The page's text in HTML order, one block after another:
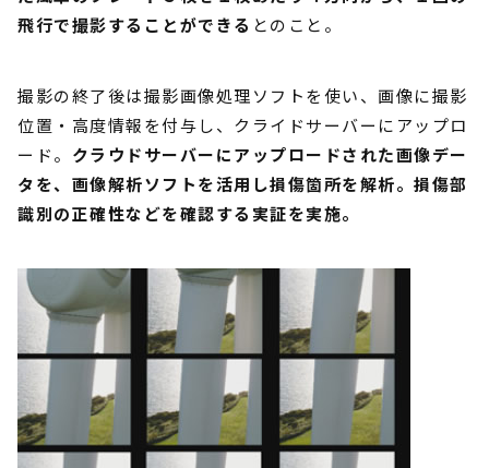
飛行で撮影することができる とのこと。
撮影の終了後は撮影画像処理ソフトを使い、画像に撮影
位置・高度情報を付与し、クライドサーバーにアップロ
ード。 クラウドサーバーにアップロードされた画像デー
タを、画像解析ソフトを活用し損傷箇所を解析。損傷部
識別の正確性などを確認する実証を実施。